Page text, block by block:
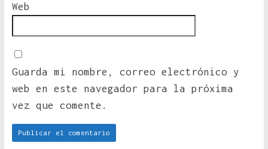
Web
Guarda mi nombre, correo electrónico y
web en este navegador para la próxima
vez que comente.